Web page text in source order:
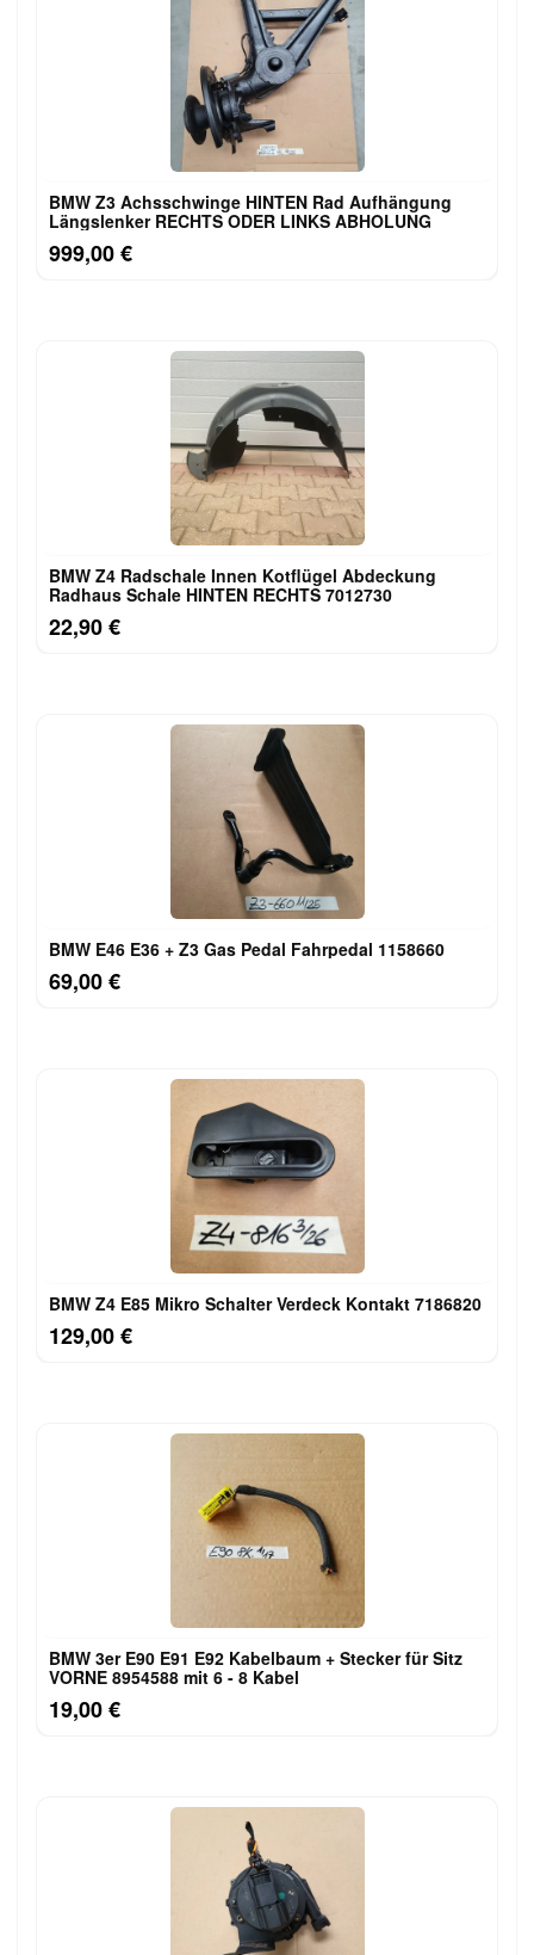
BMW Z3 Achsschwinge HINTEN Rad Aufhängung
Längslenker RECHTS ODER LINKS ABHOLUNG
999,00 €
BMW Z4 Radschale Innen Kotflügel Abdeckung
Radhaus Schale HINTEN RECHTS 7012730
22,90 €
BMW E46 E36 + Z3 Gas Pedal Fahrpedal 1158660
69,00 €
BMW Z4 E85 Mikro Schalter Verdeck Kontakt 7186820
129,00 €
BMW 3er E90 E91 E92 Kabelbaum + Stecker für Sitz
VORNE 8954588 mit 6 - 8 Kabel
19,00 €